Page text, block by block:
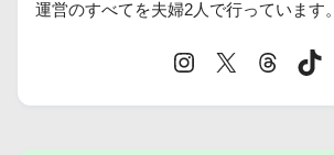
運営のすべてを夫婦2人で行っています。